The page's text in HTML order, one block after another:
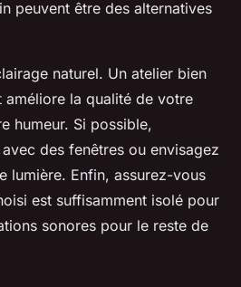
peuvent être des alternatives
naturel. Un atelier bien
améliore la qualité de votre
humeur. Si possible,
des fenêtres ou envisagez
lumière. Enfin, assurez-vous
est suffisamment isolé pour
sonores pour le reste de